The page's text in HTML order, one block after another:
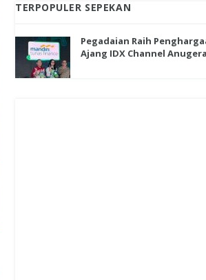
TERPOPULER SEPEKAN
Pegadaian Raih
Ajang IDX Channel